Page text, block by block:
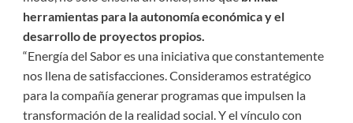
herramientas para la autonomía económica y el
desarrollo de proyectos propios.
“Energía del Sabor es una iniciativa que constantemente
nos llena de satisfacciones. Consideramos estratégico
para la compañía generar programas que impulsen la
transformación de la realidad social. Y el vínculo con